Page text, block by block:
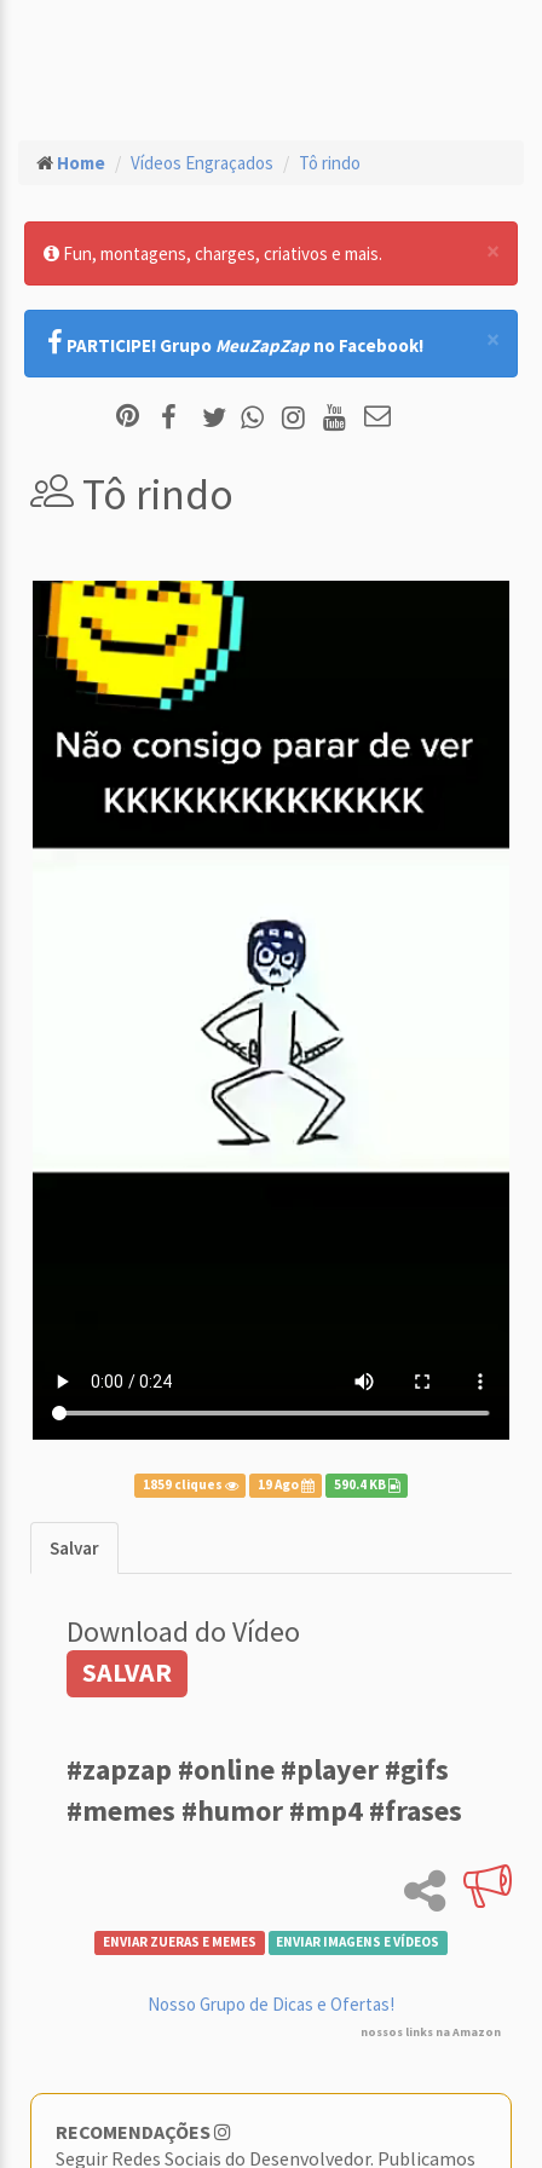
Home Vídeos Engraçados Tô rindo
×
Fun, montagens, charges, criativos e mais.
×
PARTICIPE! Grupo MeuZapZap no Facebook!
Tô rindo
1859 cliques 19 Ago 590.4 KB
Salvar
Download do Vídeo
SALVAR
#zapzap #online #player #gifs
#memes #humor #mp4 #frases
ENVIAR ZUERAS E MEMES ENVIAR IMAGENS E VÍDEOS
Nosso Grupo de Dicas e Ofertas!
nossos links na Amazon
RECOMENDAÇÕES
Seguir Redes Sociais do Desenvolvedor. Publicamos